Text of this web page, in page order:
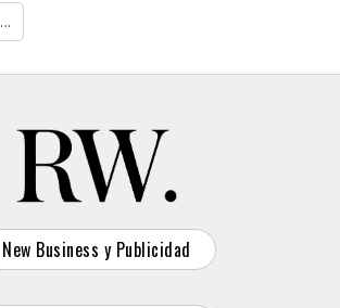
...
New Business y Publicidad